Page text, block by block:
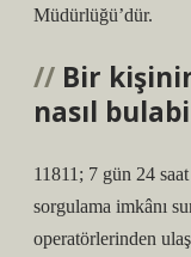
Müdürlüğü’dür.
Bir
nasıl
11811; 7 gün 24
sorgulama imkânı
operatörlerinden